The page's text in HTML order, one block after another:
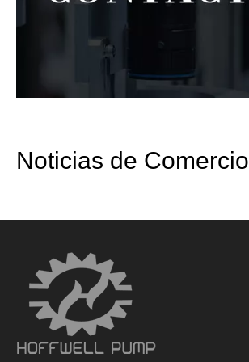
Noticias de Comercio